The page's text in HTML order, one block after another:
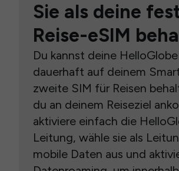
Sie als deine
Reise-eSIM
Du kannst deine
dauerhaft auf deinem
zweite SIM für Reisen
du an deinem Reiseziel
aktiviere einfach die
Leitung, wähle sie als
mobile Daten aus und